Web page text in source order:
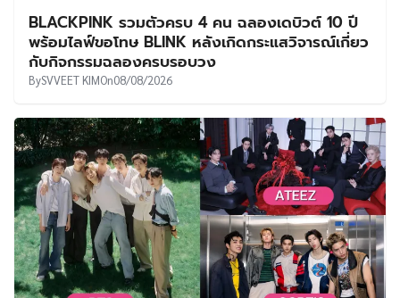
BLACKPINK รวมตัวครบ 4 คน ฉลองเดบิวต์ 10 ปี
พร้อมไลฟ์ขอโทษ BLINK หลังเกิดกระแสวิจารณ์เกี่ยว
กับกิจกรรมฉลองครบรอบวง
BySVVEET KIMOn08/08/2026